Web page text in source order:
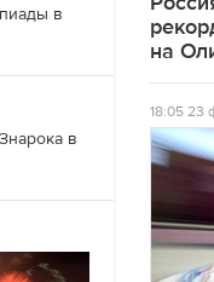
в
в
на
18:0523